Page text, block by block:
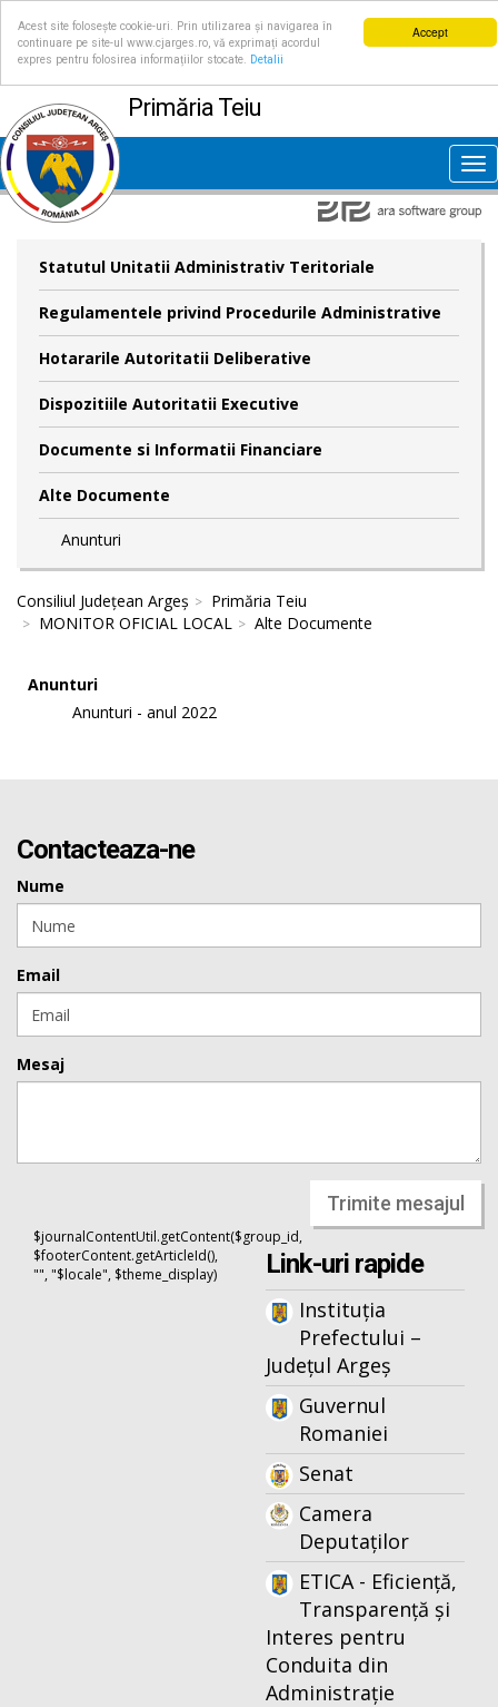
Accept
Acest site folosește cookie-uri. Prin utilizarea și navigarea în
continuare pe site-ul www.cjarges.ro, vă exprimați acordul
expres pentru folosirea informațiilor stocate.
Detalii
Primăria Teiu
Statutul Unitatii Administrativ Teritoriale
Regulamentele privind Procedurile Administrative
Hotararile Autoritatii Deliberative
Dispozitiile Autoritatii Executive
Documente si Informatii Financiare
Alte Documente
Anunturi
Consiliul Județean Argeș
Primăria Teiu
MONITOR OFICIAL LOCAL
Alte Documente
Anunturi
Anunturi - anul 2022
Contacteaza-ne
Nume
Email
Mesaj
Trimite mesajul
$journalContentUtil.getContent($group_id,
$footerContent.getArticleId(),
"", "$locale", $theme_display)
Link-uri rapide
Instituția
Prefectului –
Județul Argeș
Guvernul
Romaniei
Senat
Camera
Deputaților
ETICA - Eficiență,
Transparență și
Interes pentru
Conduita din
Administrație